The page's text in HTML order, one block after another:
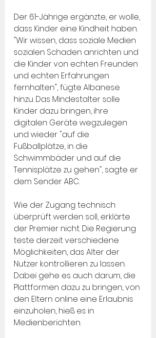
Der 61-Jährige ergänzte, er wolle,
dass Kinder eine Kindheit haben.
"Wir wissen, dass soziale Medien
sozialen Schaden anrichten und
die Kinder von echten Freunden
und echten Erfahrungen
fernhalten", fügte Albanese
hinzu. Das Mindestalter solle
Kinder dazu bringen, ihre
digitalen Geräte wegzulegen
und wieder "auf die
Fußballplätze, in die
Schwimmbäder und auf die
Tennisplätze zu gehen", sagte er
dem Sender ABC.
Wie der Zugang technisch
überprüft werden soll, erklärte
der Premier nicht. Die Regierung
teste derzeit verschiedene
Möglichkeiten, das Alter der
Nutzer kontrollieren zu lassen.
Dabei gehe es auch darum, die
Plattformen dazu zu bringen, von
den Eltern online eine Erlaubnis
einzuholen, hieß es in
Medienberichten.